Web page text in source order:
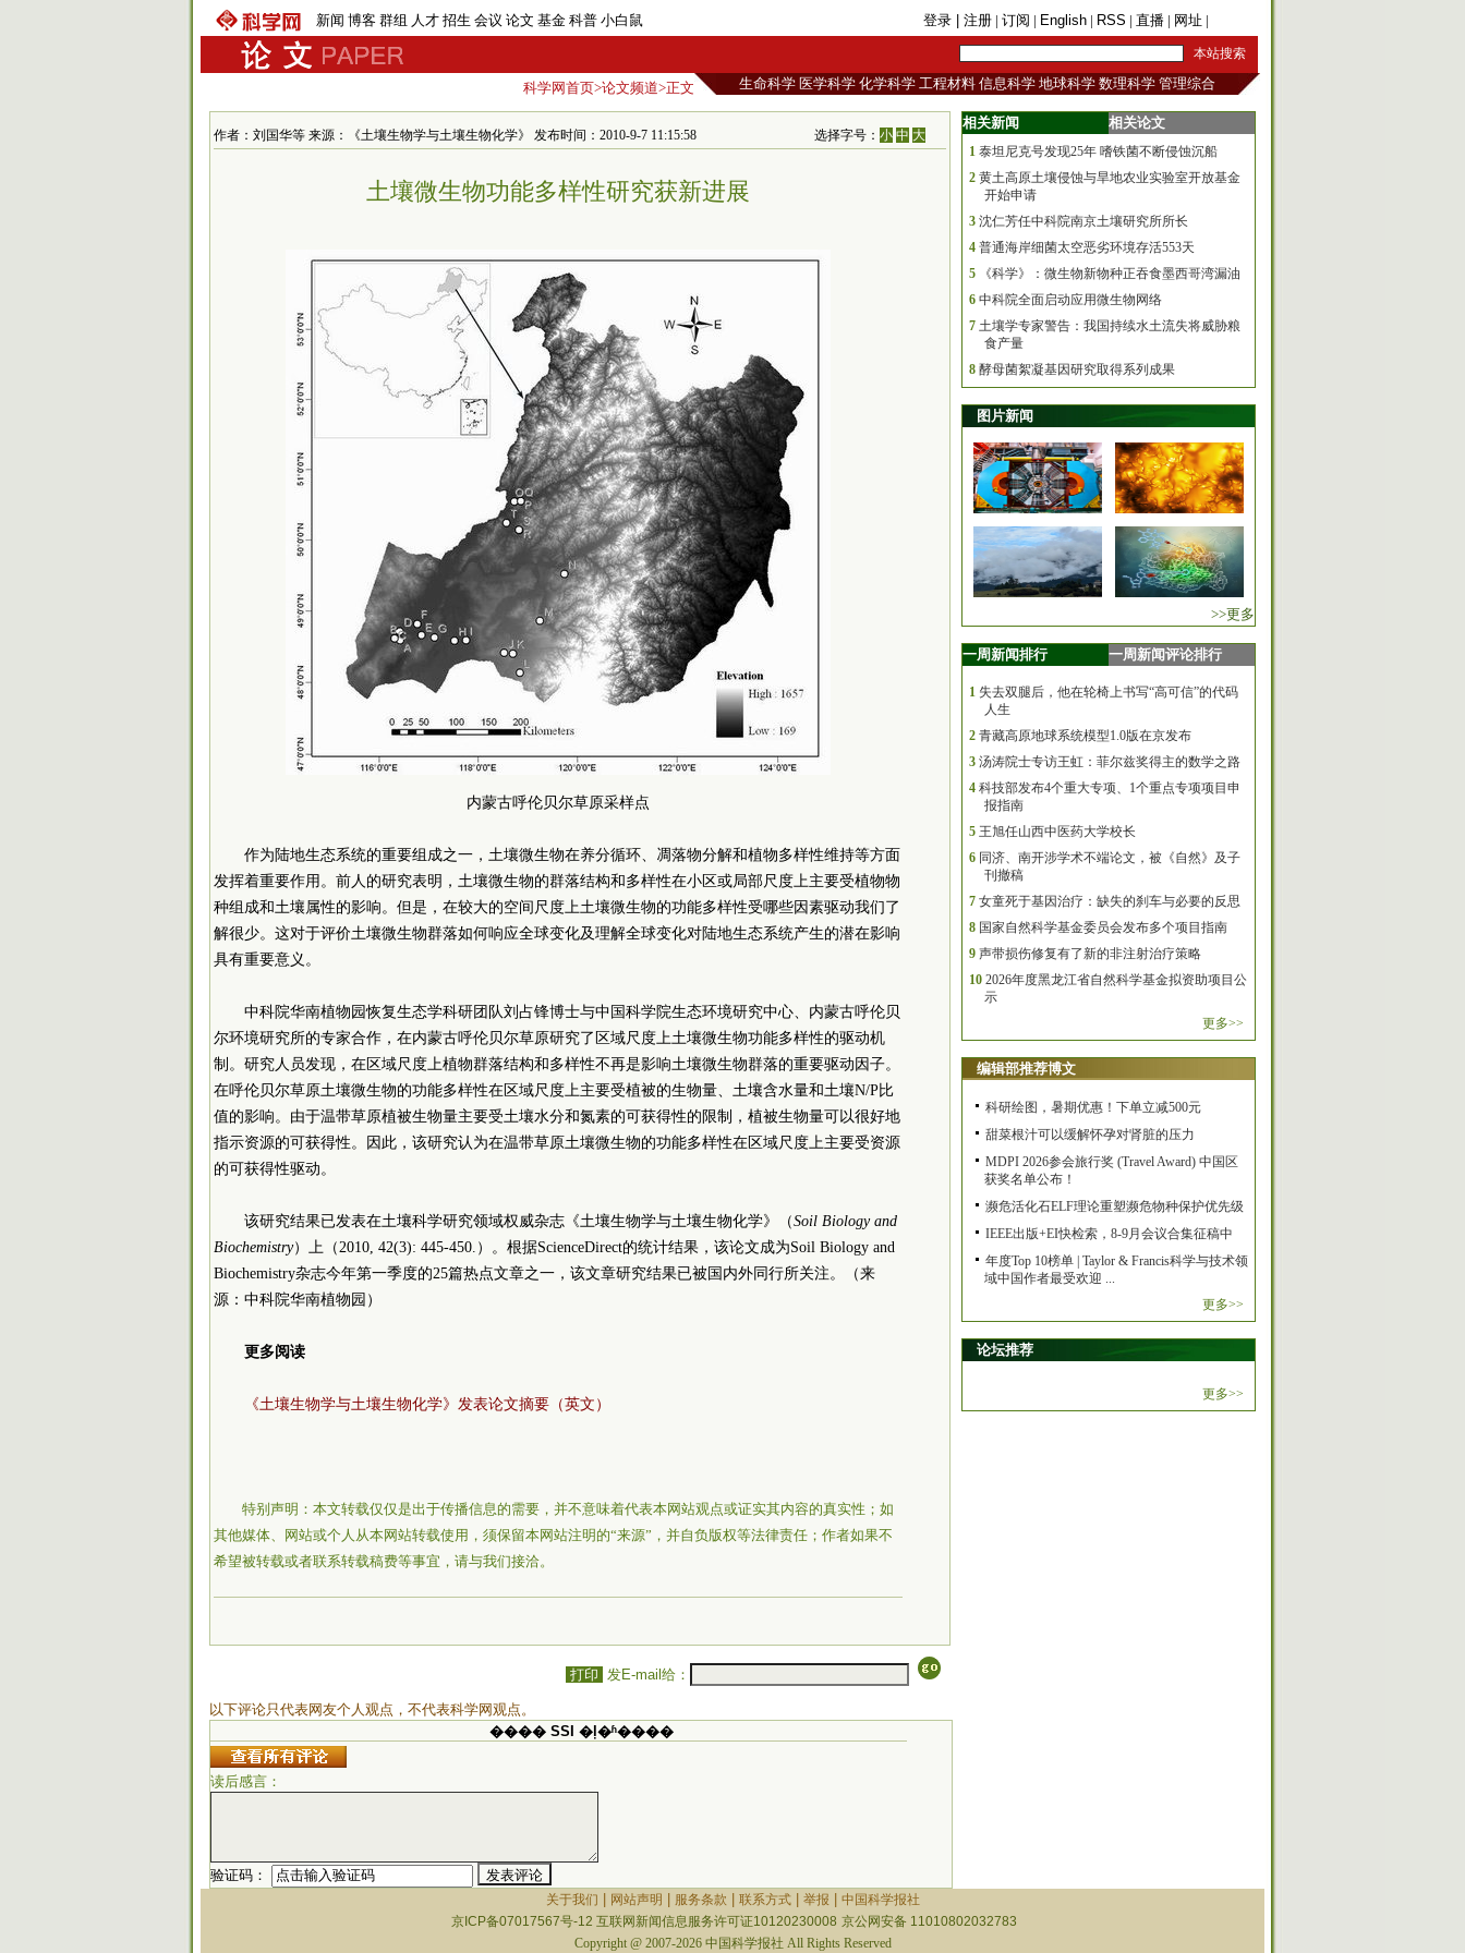
新闻 博客 群组 人才 招生 会议 论文 基金 科普 小白鼠 登录 | 注册 | 订阅 | English | RSS | 直播 | 网址 |
科学网首页>论文频道>正文 生命科学 医学科学 化学科学 工程材料 信息科学 地球科学 数理科学 管理综合
作者：刘国华等 来源：《土壤生物学与土壤生物化学》 发布时间：2010-9-7 11:15:58 选择字号：小 中 大
土壤微生物功能多样性研究获新进展
内蒙古呼伦贝尔草原采样点
作为陆地生态系统的重要组成之一，土壤微生物在养分循环、凋落物分解和植物多样性维持等方面
发挥着重要作用。前人的研究表明，土壤微生物的群落结构和多样性在小区或局部尺度上主要受植物物
种组成和土壤属性的影响。但是，在较大的空间尺度上土壤微生物的功能多样性受哪些因素驱动我们了
解很少。这对于评价土壤微生物群落如何响应全球变化及理解全球变化对陆地生态系统产生的潜在影响
具有重要意义。
中科院华南植物园恢复生态学科研团队刘占锋博士与中国科学院生态环境研究中心、内蒙古呼伦贝
尔环境研究所的专家合作，在内蒙古呼伦贝尔草原研究了区域尺度上土壤微生物功能多样性的驱动机
制。研究人员发现，在区域尺度上植物群落结构和多样性不再是影响土壤微生物群落的重要驱动因子。
在呼伦贝尔草原土壤微生物的功能多样性在区域尺度上主要受植被的生物量、土壤含水量和土壤N/P比
值的影响。由于温带草原植被生物量主要受土壤水分和氮素的可获得性的限制，植被生物量可以很好地
指示资源的可获得性。因此，该研究认为在温带草原土壤微生物的功能多样性在区域尺度上主要受资源
的可获得性驱动。
该研究结果已发表在土壤科学研究领域权威杂志《土壤生物学与土壤生物化学》（Soil Biology and
Biochemistry）上（2010, 42(3): 445-450.）。根据ScienceDirect的统计结果，该论文成为Soil Biology and
Biochemistry杂志今年第一季度的25篇热点文章之一，该文章研究结果已被国内外同行所关注。（来
源：中科院华南植物园）
更多阅读
《土壤生物学与土壤生物化学》发表论文摘要（英文）
特别声明：本文转载仅仅是出于传播信息的需要，并不意味着代表本网站观点或证实其内容的真实性；如
其他媒体、网站或个人从本网站转载使用，须保留本网站注明的“来源”，并自负版权等法律责任；作者如果不
希望被转载或者联系转载稿费等事宜，请与我们接洽。
打印 发E-mail给：
以下评论只代表网友个人观点，不代表科学网观点。
���� SSI �ļ�ʱ����
读后感言：
验证码：
相关新闻 相关论文
1 泰坦尼克号发现25年 嗜铁菌不断侵蚀沉船
2 黄土高原土壤侵蚀与旱地农业实验室开放基金
开始申请
3 沈仁芳任中科院南京土壤研究所所长
4 普通海岸细菌太空恶劣环境存活553天
5
《科学》：微生物新物种正吞食墨西哥湾漏油
6 中科院全面启动应用微生物网络
7 土壤学专家警告：我国持续水土流失将威胁粮
食产量
8 酵母菌絮凝基因研究取得系列成果
图片新闻
>>更多
一周新闻排行 一周新闻评论排行
1 失去双腿后，他在轮椅上书写“高可信”的代码
人生
2 青藏高原地球系统模型1.0版在京发布
3 汤涛院士专访王虹：菲尔兹奖得主的数学之路
4 科技部发布4个重大专项、1个重点专项项目申
报指南
5 王旭任山西中医药大学校长
6 同济、南开涉学术不端论文，被《自然》及子
刊撤稿
7 女童死于基因治疗：缺失的刹车与必要的反思
8 国家自然科学基金委员会发布多个项目指南
9 声带损伤修复有了新的非注射治疗策略
10 2026年度黑龙江省自然科学基金拟资助项目公
示
更多>>
编辑部推荐博文
科研绘图，暑期优惠！下单立减500元
甜菜根汁可以缓解怀孕对肾脏的压力
MDPI 2026参会旅行奖 (Travel Award) 中国区
获奖名单公布！
濒危活化石ELF理论重塑濒危物种保护优先级
IEEE出版+EI快检索，8-9月会议合集征稿中
年度Top 10榜单 | Taylor & Francis科学与技术领
域中国作者最受欢迎 ...
更多>>
论坛推荐
更多>>
关于我们 | 网站声明 | 服务条款 | 联系方式| 举报 | 中国科学报社
京ICP备07017567号-12 互联网新闻信息服务许可证10120230008 京公网安备 11010802032783
Copyright @ 2007-2026 中国科学报社 All Rights Reserved